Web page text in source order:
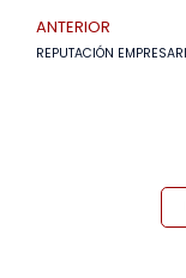
ANTERIOR